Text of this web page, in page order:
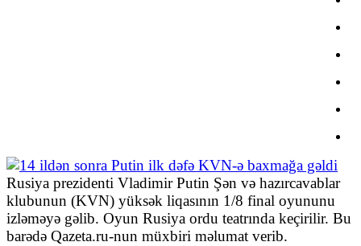
Rusiya prezidenti Vladimir Putin Şən və hazırcavablar
klubunun (KVN) yüksək liqasının 1/8 final oyununu
izləməyə gəlib. Oyun Rusiya ordu teatrında keçirilir. Bu
barədə Qazeta.ru-nun müxbiri məlumat verib.